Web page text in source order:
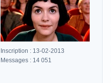
Inscription : 13-02-2013
Messages : 14 051